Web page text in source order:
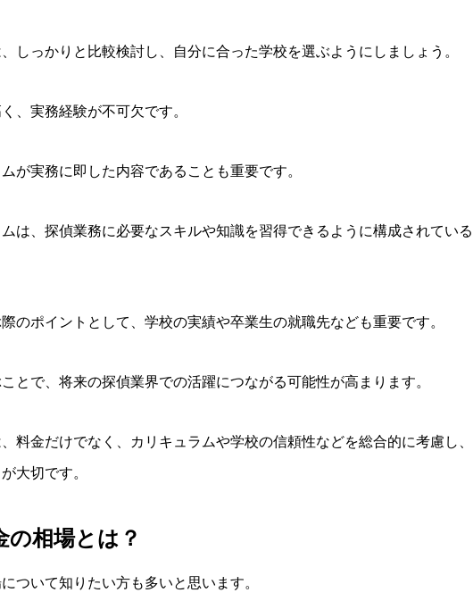
しっかりと比較検討し、自分に合った学校を選ぶようにしましょう。
、実務経験が不可欠です。
が実務に即した内容であることも重要です。
は、探偵業務に必要なスキルや知識を習得できるように構成されている
のポイントとして、学校の実績や卒業生の就職先なども重要です。
とで、将来の探偵業界での活躍につながる可能性が高まります。
料金だけでなく、カリキュラムや学校の信頼性などを総合的に考慮し、
大切です。
の相場とは？
ついて知りたい方も多いと思います。